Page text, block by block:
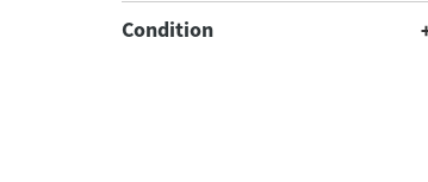
Condition